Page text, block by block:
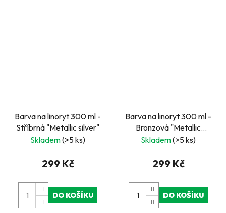
Barva na linoryt 300 ml -
Stříbrná "Metallic silver"
Skladem(>5 ks)
299 Kč
DO KOŠÍKU
Barva na linoryt 300 ml -
Bronzová "Metallic
bronze"
Skladem(>5 ks)
299 Kč
DO KOŠÍKU